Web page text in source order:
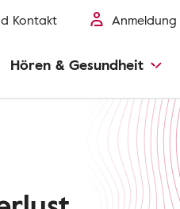
Kontakt Anmeldung
Hören & Gesundheit